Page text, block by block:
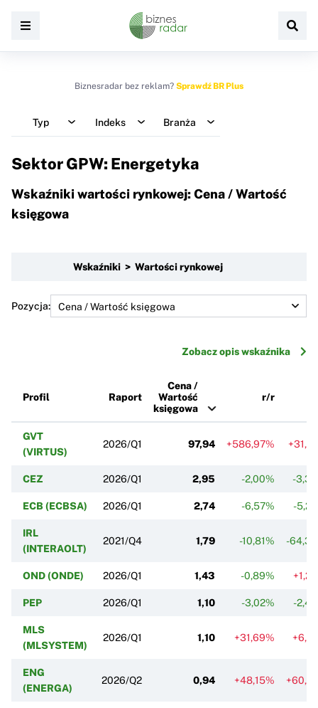
Biznesradar bez reklam? Sprawdź BR Plus
Typ Indeks Branża
Sektor GPW: Energetyka
Wskaźniki wartości rynkowej: Cena / Wartość
księgowa
Wskaźniki > Wartości rynkowej
Pozycja:
Zobacz opis wskaźnika
Profil Raport
Cena /
Wartość
księgowa
r/r
GVT
(VIRTUS)
2026/Q1 97,94 +586,97%
CEZ 2026/Q1 2,95 -2,00% -
ECB (ECBSA) 2026/Q1 2,74 -6,57% -
IRL
(INTERAOLT)
2021/Q4 1,79 -10,81% -
OND (ONDE) 2026/Q1 1,43 -0,89%
PEP 2026/Q1 1,10 -3,02% -
MLS
(MLSYSTEM)
2026/Q1 1,10 +31,69%
ENG
(ENERGA)
2026/Q2 0,94 +48,15%